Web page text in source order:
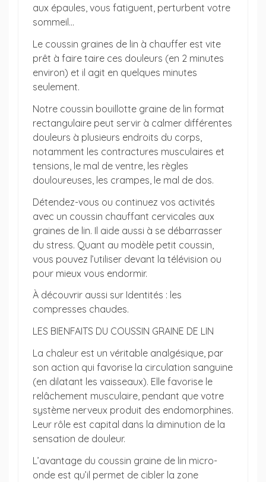
aux épaules, vous fatiguent, perturbent votre
sommeil...
Le coussin graines de lin à chauffer est vite
prêt à faire taire ces douleurs (en 2 minutes
environ) et il agit en quelques minutes
seulement.
Notre coussin bouillotte graine de lin format
rectangulaire peut servir à calmer différentes
douleurs à plusieurs endroits du corps,
notamment les contractures musculaires et
tensions, le mal de ventre, les règles
douloureuses, les crampes, le mal de dos.
Détendez-vous ou continuez vos activités
avec un coussin chauffant cervicales aux
graines de lin. Il aide aussi à se débarrasser
du stress. Quant au modèle petit coussin,
vous pouvez l’utiliser devant la télévision ou
pour mieux vous endormir.
À découvrir aussi sur Identités : les
compresses chaudes.
LES BIENFAITS DU COUSSIN GRAINE DE LIN
La chaleur est un véritable analgésique, par
son action qui favorise la circulation sanguine
(en dilatant les vaisseaux). Elle favorise le
relâchement musculaire, pendant que votre
système nerveux produit des endomorphines.
Leur rôle est capital dans la diminution de la
sensation de douleur.
L’avantage du coussin graine de lin micro-
onde est qu’il permet de cibler la zone